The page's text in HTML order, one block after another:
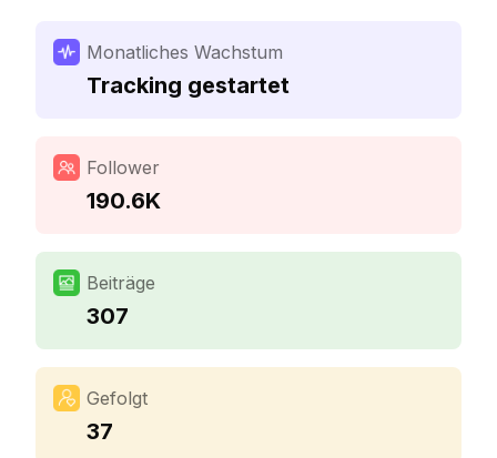
Monatliches Wachstum
Tracking gestartet
Follower
190.6K
Beiträge
307
Gefolgt
37